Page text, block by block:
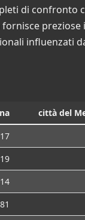
di confronto
influenzati
città del